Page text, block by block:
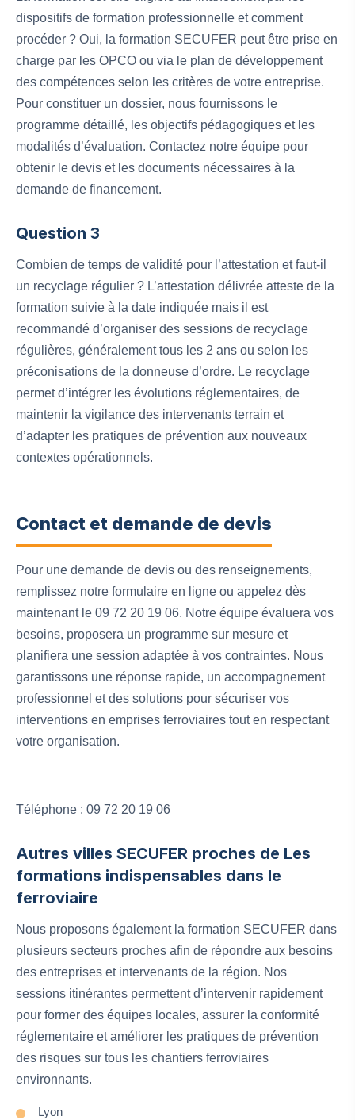
dispositifs de formation professionnelle et comment
procéder ? Oui, la formation SECUFER peut être prise en
charge par les OPCO ou via le plan de développement
des compétences selon les critères de votre entreprise.
Pour constituer un dossier, nous fournissons le
programme détaillé, les objectifs pédagogiques et les
modalités d’évaluation. Contactez notre équipe pour
obtenir le devis et les documents nécessaires à la
demande de financement.
Question 3
Combien de temps de validité pour l’attestation et faut-il
un recyclage régulier ? L’attestation délivrée atteste de la
formation suivie à la date indiquée mais il est
recommandé d’organiser des sessions de recyclage
régulières, généralement tous les 2 ans ou selon les
préconisations de la donneuse d’ordre. Le recyclage
permet d’intégrer les évolutions réglementaires, de
maintenir la vigilance des intervenants terrain et
d’adapter les pratiques de prévention aux nouveaux
contextes opérationnels.
Contact et demande de devis
Pour une demande de devis ou des renseignements,
remplissez notre formulaire en ligne ou appelez dès
maintenant le 09 72 20 19 06. Notre équipe évaluera vos
besoins, proposera un programme sur mesure et
planifiera une session adaptée à vos contraintes. Nous
garantissons une réponse rapide, un accompagnement
professionnel et des solutions pour sécuriser vos
interventions en emprises ferroviaires tout en respectant
votre organisation.
Téléphone : 09 72 20 19 06
Autres villes SECUFER proches de Les
formations indispensables dans le
ferroviaire
Nous proposons également la formation SECUFER dans
plusieurs secteurs proches afin de répondre aux besoins
des entreprises et intervenants de la région. Nos
sessions itinérantes permettent d’intervenir rapidement
pour former des équipes locales, assurer la conformité
réglementaire et améliorer les pratiques de prévention
des risques sur tous les chantiers ferroviaires
environnants.
Lyon